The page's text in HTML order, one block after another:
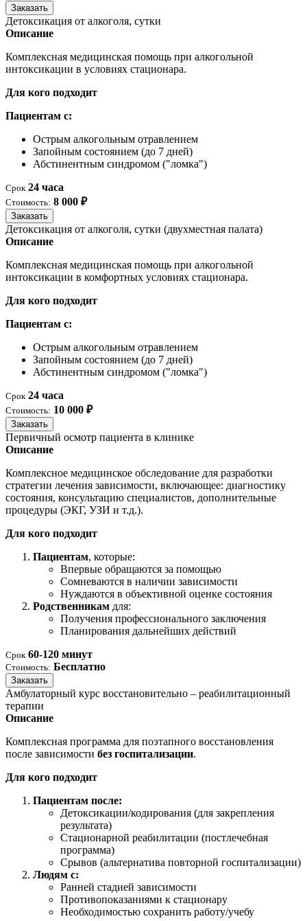
Заказать
Детоксикация от алкоголя, сутки
Описание
Комплексная медицинская помощь при алкогольной
интоксикации в условиях стационара.
Для кого подходит
Пациентам с:
Острым алкогольным отравлением
Запойным состоянием (до 7 дней)
Абстинентным синдромом ("ломка")
Срок 24 часа
Стоимость: 8 000 ₽
Заказать
Детоксикация от алкоголя, сутки (двухместная палата)
Описание
Комплексная медицинская помощь при алкогольной
интоксикации в комфортных условиях стационара.
Для кого подходит
Пациентам с:
Острым алкогольным отравлением
Запойным состоянием (до 7 дней)
Абстинентным синдромом ("ломка")
Срок 24 часа
Стоимость: 10 000 ₽
Заказать
Первичный осмотр пациента в клинике
Описание
Комплексное медицинское обследование для разработки
стратегии лечения зависимости, включающее: диагностику
состояния, консультацию специалистов, дополнительные
процедуры (ЭКГ, УЗИ и т.д.).
Для кого подходит
Пациентам, которые:
Впервые обращаются за помощью
Сомневаются в наличии зависимости
Нуждаются в объективной оценке состояния
Родственникам для:
Получения профессионального заключения
Планирования дальнейших действий
Срок 60-120 минут
Стоимость: Бесплатно
Заказать
Амбулаторный курс восстановительно – реабилитационный
терапии
Описание
Комплексная программа для поэтапного восстановления
после зависимости без госпитализации.
Для кого подходит
Пациентам после:
Детоксикации/кодирования (для закрепления
результата)
Стационарной реабилитации (постлечебная
программа)
Срывов (альтернатива повторной госпитализации)
Людям с:
Ранней стадией зависимости
Противопоказаниями к стационару
Необходимостью сохранить работу/учебу